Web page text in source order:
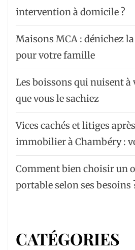
intervention à domicile ?
Maisons MCA : dénichez
pour votre famille
Les boissons qui nuisent à
que vous le sachiez
Vices cachés et litiges
immobilier à Chambéry :
Comment bien choisir un
portable selon ses besoins
CATÉGORIES